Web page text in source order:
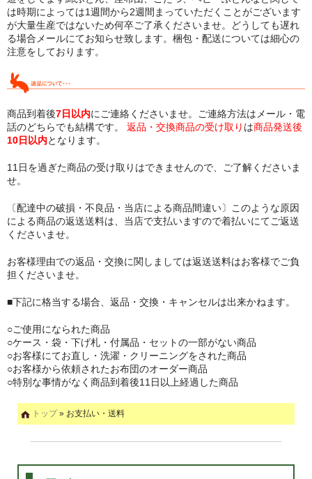
は時期によっては1週間から2週間まっていただくことがございます
が大量生産ではないため何卒ご了承くださいませ。どうしても遅れ
る場合メールにてお知らせ致します。梱包・配送については細心の
注意をしております。
商品到着後7日以内にご連絡くださいませ。ご連絡方法はメール・電
話のどちらでも結構です。 返品・交換商品の受け取り は商品発送後
10日以内となります。
11日を過ぎた商品の受け取りはできませんので、ご了解くださいま
せ。
〔配達中の破損・不良品・当店による商品間違い〕このような原因
による商品の返送送料は、当店で支払いますので着払いにてご返送
くださいませ。
お客様理由での返品・交換に関しましては返送送料はお客様でご負
担くださいませ。
■下記に格当する場合、返品・交換・キャンセルは出来かねます。
○ご使用になられた商品
○ケース・袋・下げ札・付属品・セットの一部がない商品
○お客様にてお直し・洗濯・クリーニングをされた商品
○お客様から依頼されたお布団のオーダー商品
○特別な事情がなく商品到着後11日以上経過した商品
トップ» お支払い・送料